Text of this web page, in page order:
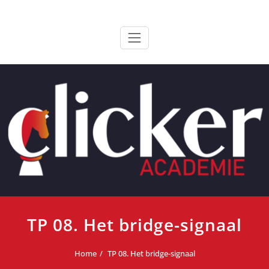
ClickerAcademie
TP 08. Het bridge-signaal
Home TP 08. Het bridge-signaal